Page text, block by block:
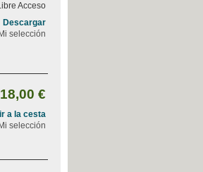
Acceso
Descargar
selección
18,00 €
a la cesta
selección